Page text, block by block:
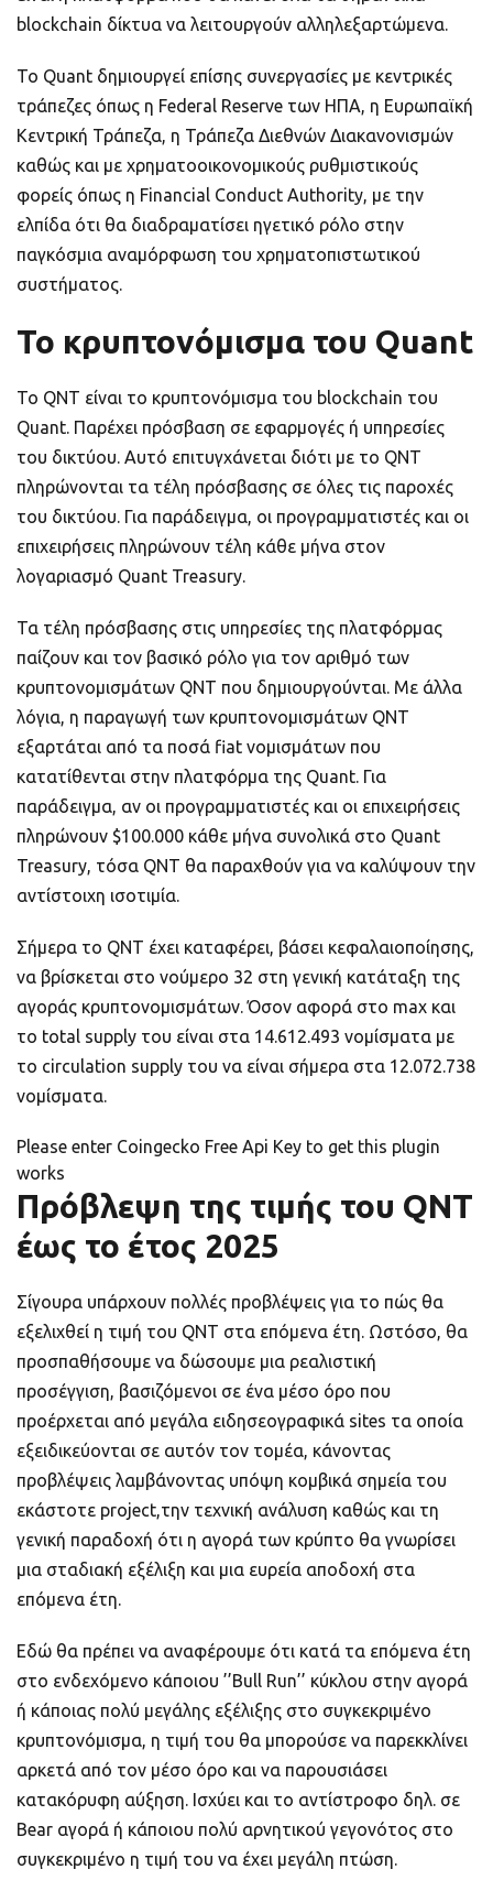
blockchain δίκτυα να λειτουργούν αλληλεξαρτώμενα.
Το Quant δημιουργεί επίσης συνεργασίες με κεντρικές
τράπεζες όπως η Federal Reserve των ΗΠΑ, η Ευρωπαϊκή
Κεντρική Τράπεζα, η Τράπεζα Διεθνών Διακανονισμών
καθώς και με χρηματοοικονομικούς ρυθμιστικούς
φορείς όπως η Financial Conduct Authority, με την
ελπίδα ότι θα διαδραματίσει ηγετικό ρόλο στην
παγκόσμια αναμόρφωση του χρηματοπιστωτικού
συστήματος.
Το κρυπτονόμισμα του Quant
Το QNT είναι το κρυπτονόμισμα του blockchain του
Quant. Παρέχει πρόσβαση σε εφαρμογές ή υπηρεσίες
του δικτύου. Αυτό επιτυγχάνεται διότι με το QNT
πληρώνονται τα τέλη πρόσβασης σε όλες τις παροχές
του δικτύου. Για παράδειγμα, οι προγραμματιστές και οι
επιχειρήσεις πληρώνουν τέλη κάθε μήνα στον
λογαριασμό Quant Treasury.
Τα τέλη πρόσβασης στις υπηρεσίες της πλατφόρμας
παίζουν και τον βασικό ρόλο για τον αριθμό των
κρυπτονομισμάτων QNT που δημιουργούνται. Με άλλα
λόγια, η παραγωγή των κρυπτονομισμάτων QNT
εξαρτάται από τα ποσά fiat νομισμάτων που
κατατίθενται στην πλατφόρμα της Quant. Για
παράδειγμα, αν οι προγραμματιστές και οι επιχειρήσεις
πληρώνουν $100.000 κάθε μήνα συνολικά στο Quant
Treasury, τόσα QNT θα παραχθούν για να καλύψουν την
αντίστοιχη ισοτιμία.
Σήμερα το QNT έχει καταφέρει, βάσει κεφαλαιοποίησης,
να βρίσκεται στο νούμερο 32 στη γενική κατάταξη της
αγοράς κρυπτονομισμάτων. Όσον αφορά στο max και
το total supply του είναι στα 14.612.493 νομίσματα με
το circulation supply του να είναι σήμερα στα 12.072.738
νομίσματα.
Please enter Coingecko Free Api Key to get this plugin
works
Πρόβλεψη της τιμής του QNT
έως το έτος 2025
Σίγουρα υπάρχουν πολλές προβλέψεις για το πώς θα
εξελιχθεί η τιμή του QNT στα επόμενα έτη. Ωστόσο, θα
προσπαθήσουμε να δώσουμε μια ρεαλιστική
προσέγγιση, βασιζόμενοι σε ένα μέσο όρο που
προέρχεται από μεγάλα ειδησεογραφικά sites τα οποία
εξειδικεύονται σε αυτόν τον τομέα, κάνοντας
προβλέψεις λαμβάνοντας υπόψη κομβικά σημεία του
εκάστοτε project,την τεχνική ανάλυση καθώς και τη
γενική παραδοχή ότι η αγορά των κρύπτο θα γνωρίσει
μια σταδιακή εξέλιξη και μια ευρεία αποδοχή στα
επόμενα έτη.
Εδώ θα πρέπει να αναφέρουμε ότι κατά τα επόμενα έτη
στο ενδεχόμενο κάποιου ’’Bull Run’’ κύκλου στην αγορά
ή κάποιας πολύ μεγάλης εξέλιξης στo συγκεκριμένο
κρυπτονόμισμα, η τιμή του θα μπορούσε να παρεκκλίνει
αρκετά από τον μέσο όρο και να παρουσιάσει
κατακόρυφη αύξηση. Ισχύει και το αντίστροφο δηλ. σε
Bear αγορά ή κάποιου πολύ αρνητικού γεγονότος στο
συγκεκριμένο η τιμή του να έχει μεγάλη πτώση.